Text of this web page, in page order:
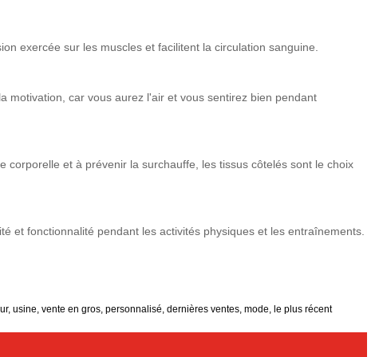
exercée sur les muscles et facilitent la circulation sanguine.
motivation, car vous aurez l'air et vous sentirez bien pendant
et à prévenir la surchauffe, les tissus côtelés sont le choix
et fonctionnalité pendant les activités physiques et les entraînements.
usine, vente en gros, personnalisé, dernières ventes, mode, le plus récent